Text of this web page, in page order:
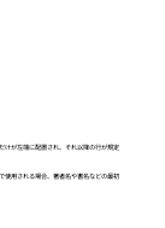
けが左端に配置され、それ以降の行が規定
使用される場合、著者名や書名などの最初